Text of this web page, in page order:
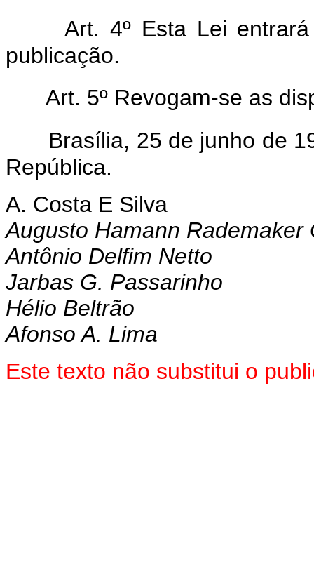
Art. 4º Esta Lei
publicação.
Art. 5º Revogam-se as
Brasília, 25 de junho de
República.
A. Costa E Silva
Augusto Hamann Rademaker
Antônio Delfim Netto
Jarbas G. Passarinho
Hélio Beltrão
Afonso A. Lima
Este texto não substitui o